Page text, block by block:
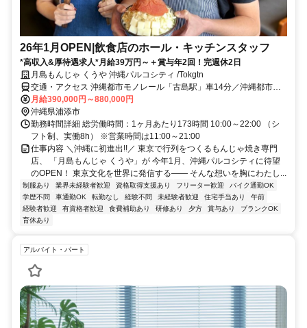
26年1月OPEN|飲食店のホール・キッチンスタッフ
*高収入&厚待遇求人*月給39万円～＋賞与年2回！完週休2日
月島もんじゃ くうや 沖縄パルコシティ /Tokgtn
交通・アクセス 沖縄都市モノレール「古島駅」車14分／沖縄都市モ
ノレール「浦添前田駅」車16分／沖縄都市モノレール「おもろまち
駅」車16分
月給390,000円～880,000円
沖縄県浦添市
勤務時間詳細 総労働時間：1ヶ月あたり173時間 10:00～22:00 （シ
フト制、実働8h） ※営業時間は11:00～21:00
仕事内容 ＼沖縄に初進出!!／ 東京で行列をつくるもんじゃ焼き専門
店、 「月島もんじゃ くうや」が 今年1月、沖縄パルコシティに待望
のOPEN！ 東京文化を世界に発信する―― そんな想いを胸にわたし...
制服あり 業界未経験者歓迎 資格取得支援あり フリーター歓迎
バイク通勤OK
学歴不問
車通勤OK 転勤なし 経験不問 未経験者歓迎 住宅手当あり
午前
経験者歓迎
有資格者歓迎 食費補助あり 研修あり 夕方 賞与あり
ブランクOK
育休あり
アルバイト・パート